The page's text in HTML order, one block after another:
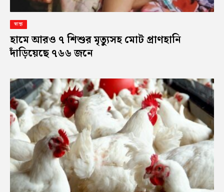
স্বাস্থ্য
হামে আরও ৭ শিশুর মৃত্যুসহ মোট প্রাণহানি
দাঁড়িয়েছে ৭৬৬ জনে